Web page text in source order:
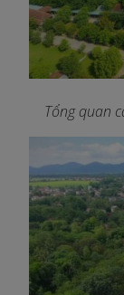
Tổng quan